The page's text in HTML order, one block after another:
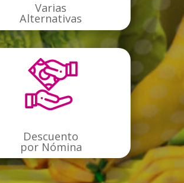
Varias
Alternativas
Descuento
por Nómina